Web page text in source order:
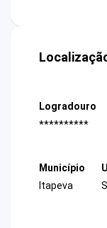
Logradouro
**********
Município
Itapeva